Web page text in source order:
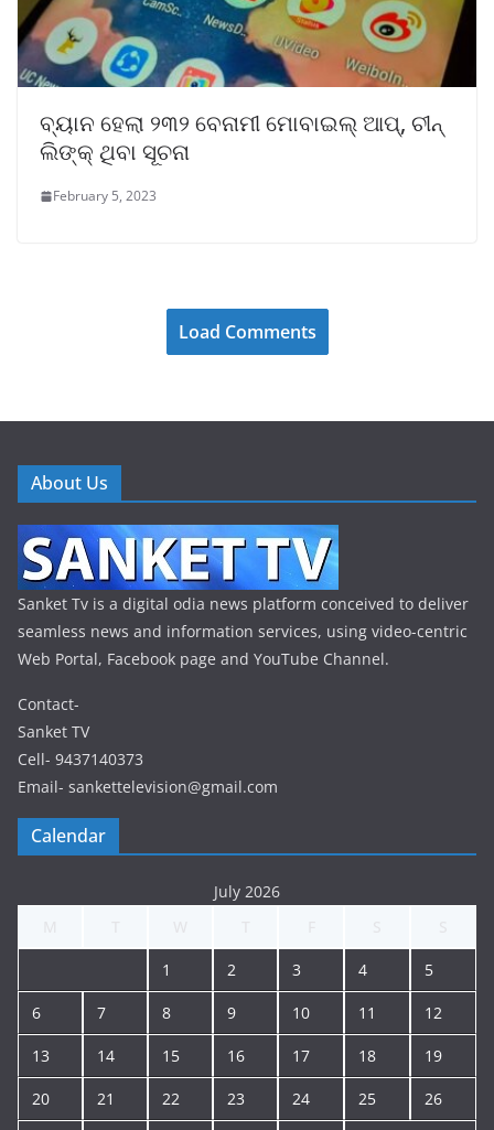
ବ୍ୟାନ ହେଲା ୨୩୨ ବେନାମୀ ମୋବାଇଲ୍ ଆପ୍, ଚୀନ୍
ଲିଙ୍କ୍ ଥିବା ସୂଚନା
February 5, 2023
Load Comments
About Us
Sanket Tv is a digital odia news platform conceived to deliver
seamless news and information services, using video-centric
Web Portal, Facebook page and YouTube Channel.
Contact-
Sanket TV
Cell- 9437140373
Email- sankettelevision@gmail.com
Calendar
July 2026
1 2 3 4 5
6 7 8 9 10 11 12
13 14 15 16 17 18 19
20 21 22 23 24 25 26